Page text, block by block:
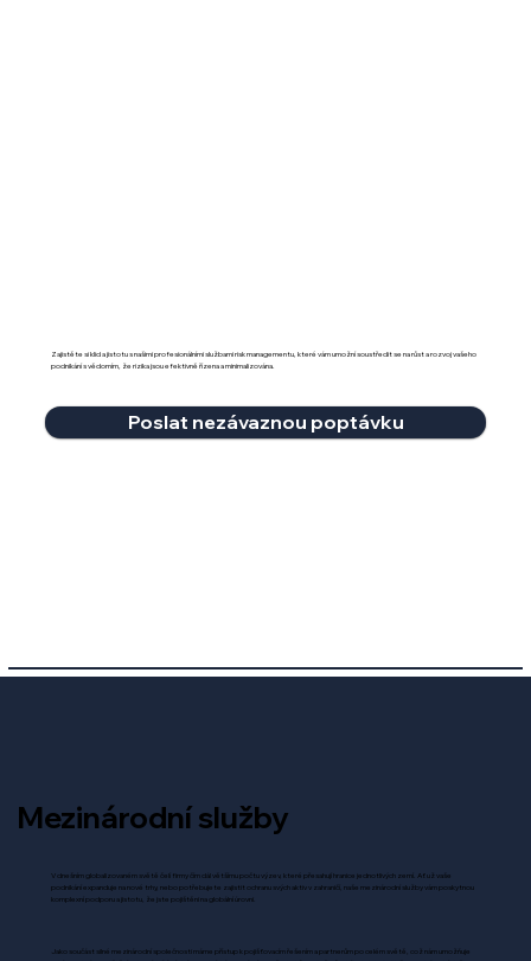
Zajistěte si klid a jistotu s našimi profesionálními službami risk managementu, které vám umožní soustředit se na růst a rozvoj vašeho
podnikání s vědomím, že rizika jsou efektivně řízena a minimalizována.
Poslat nezávaznou poptávku
Mezinárodní služby
V dnešním globalizovaném světě čelí firmy čím dál většímu počtu výzev, které přesahují hranice jednotlivých zemí. Ať už vaše
podnikání expanduje na nové trhy, nebo potřebujete zajistit ochranu svých aktiv v zahraničí, naše mezinárodní služby vám poskytnou
komplexní podporu a jistotu, že jste pojištěni na globální úrovni.
Jako součást silné mezinárodní společnosti máme přístup k pojišťovacím řešením a partnerům po celém světě, což nám umožňuje